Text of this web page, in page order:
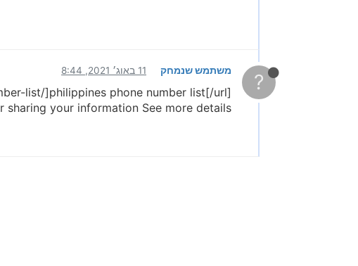
? משתמש שנמחק 11 באוג׳ 2021, 8:44
list/]philippines phone number list[/url]
sharing your information See more details....